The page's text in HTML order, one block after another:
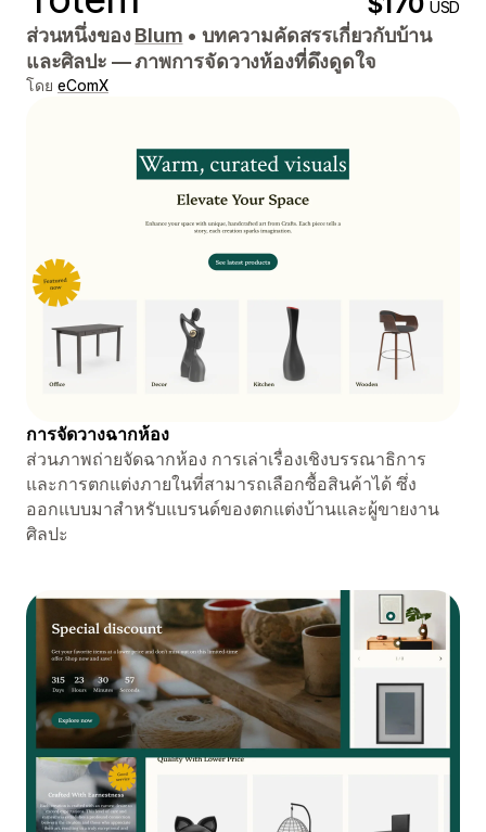
USD
ส่วนหนึ่งของBlum • บทความคัดสรรเกี่ยวกับบ้าน
และศิลปะ — ภาพการจัดวางห้องที่ดึงดูดใจ
โดย eComX
การจัดวางฉากห้อง
ส่วนภาพถ่ายจัดฉากห้อง การเล่าเรื่องเชิงบรรณาธิการ
และการตกแต่งภายในที่สามารถเลือกซื้อสินค้าได้ ซึ่ง
ออกแบบมาสำหรับแบรนด์ของตกแต่งบ้านและผู้ขายงาน
ศิลปะ